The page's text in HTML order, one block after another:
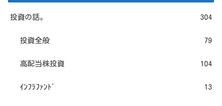
投資の話。 304
投資全般 79
高配当株投資 104
ｲﾝﾌﾗﾌｧﾝﾄﾞ 13